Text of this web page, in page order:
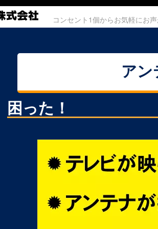
コンセント1個からお気軽にお
ア
困った！